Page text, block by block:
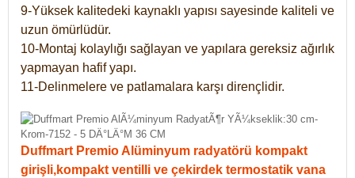
9-Yüksek kalitedeki kaynaklı yapısı sayesinde kaliteli ve
uzun ömürlüdür.
10-Montaj kolaylığı sağlayan ve yapılara gereksiz ağırlık
yapmayan hafif yapı.
11-Delinmelere ve patlamalara karşı dirençlidir.
Duffmart Premio Alüminyum radyatörü kompakt
girişli,kompakt ventilli ve çekirdek termostatik vana